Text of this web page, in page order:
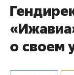
о своем